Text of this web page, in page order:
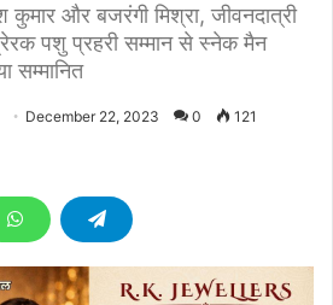
कुमार और बजरंगी मिश्रा, जीवनदात्री
पशु प्रहरी सम्मान से स्नेक मैन
सम्मानित
December 22, 2023 0 121